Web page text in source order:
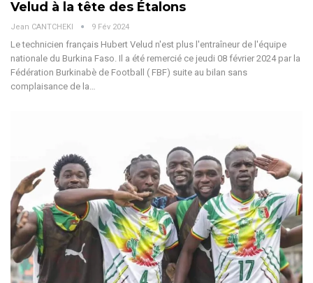
Velud à la tête des Étalons
Jean CANTCHEKI 9 Fév 2024
Le technicien français Hubert Velud n'est plus l'entraîneur de l'équipe
nationale du Burkina Faso. Il a été remercié ce jeudi 08 février 2024 par la
Fédération Burkinabè de Football ( FBF) suite au bilan sans
complaisance de la…